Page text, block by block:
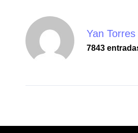
Yan Torres
7843